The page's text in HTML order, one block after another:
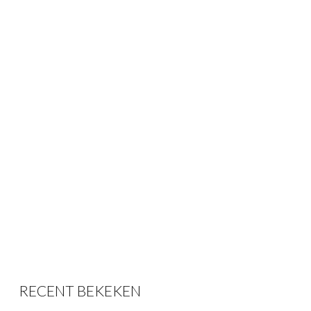
RECENT BEKEKEN